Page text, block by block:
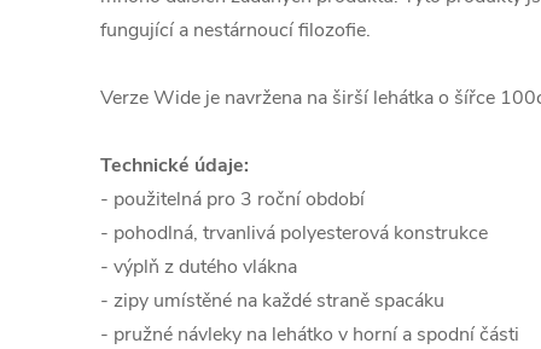
fungující a nestárnoucí filozofie.
Verze Wide je navržena na širší lehátka o šířce
Technické údaje:
- použitelná pro 3 roční období
- pohodlná, trvanlivá polyesterová konstrukce
- výplň z dutého vlákna
- zipy umístěné na každé straně spacáku
- pružné návleky na lehátko v horní a spodní části